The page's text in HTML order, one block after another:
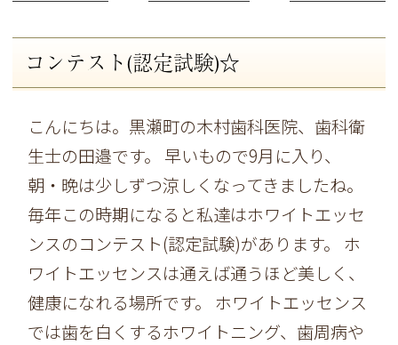
コンテスト(認定試験)☆
こんにちは。黒瀬町の木村歯科医院、歯科衛
生士の田邉です。 早いもので9月に入り、
朝・晩は少しずつ涼しくなってきましたね。
毎年この時期になると私達はホワイトエッセ
ンスのコンテスト(認定試験)があります。 ホ
ワイトエッセンスは通えば通うほど美しく、
健康になれる場所です。 ホワイトエッセンス
では歯を白くするホワイトニング、歯周病や